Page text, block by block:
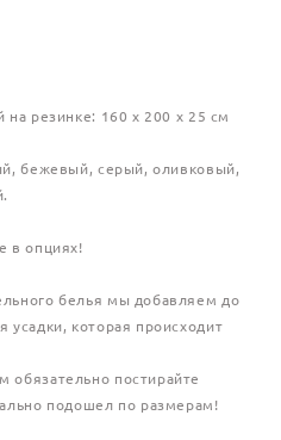
на резинке: 160 х 200 х 25 см
бежевый, серый, оливковый,
в опциях!
белья мы добавляем до
усадки, которая происходит
обязательно постирайте
подошел по размерам!